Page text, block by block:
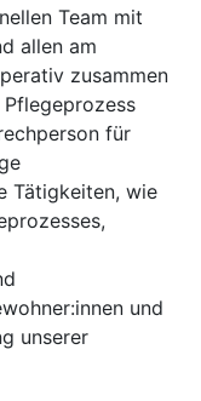
Team mit
allen am
zusammen
für
Tätigkeiten, wie
und
unserer